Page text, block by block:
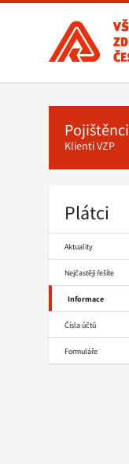
Všeobecná
zdravotní
pojišťovna
ČR,
hlavní
stránka
Pojištěnci
Klienti VZP
Plátci
Aktuality
Nejčastěji řešíte
Informace
Čísla účtů
Formuláře